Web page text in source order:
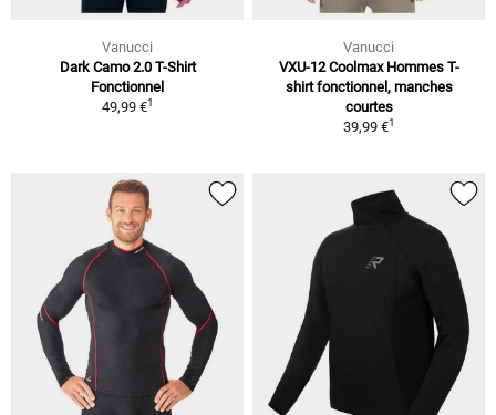
Vanucci
Dark Camo 2.0 T-Shirt
Fonctionnel
49,99 €1
Vanucci
VXU-12 Coolmax Hommes T-
shirt fonctionnel, manches
courtes
39,99 €1